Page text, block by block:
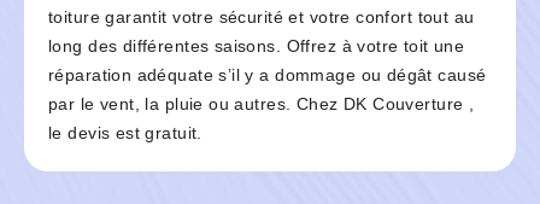
toiture garantit votre sécurité et votre confort tout au
long des différentes saisons. Offrez à votre toit une
réparation adéquate s’il y a dommage ou dégât causé
par le vent, la pluie ou autres. Chez DK Couverture ,
le devis est gratuit.